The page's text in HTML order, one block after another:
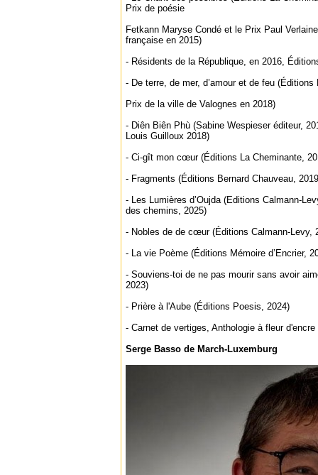
Prix de poésie
Fetkann Maryse Condé et le Prix Paul
française en 2015)
- Résidents de la République, en 2016,
- De terre, de mer, d’amour et de feu (Éditions
Prix de la ville de Valognes en 2018)
- Diên Biên Phù (Sabine Wespieser éditeur,
Louis Guilloux 2018)
- Ci-gît mon cœur (Éditions La Cheminante,
- Fragments (Éditions Bernard Chauveau,
- Les Lumières d’Oujda (Editions Calmann-
des chemins, 2025)
- Nobles de de cœur (Éditions Calmann-Levy,
- La vie Poème (Éditions Mémoire d’Encrier,
- Souviens-toi de ne pas mourir sans avoir
2023)
- Prière à l'Aube (Éditions Poesis, 2024)
- Carnet de vertiges, Anthologie à fleur
Serge Basso de March-Luxemburg